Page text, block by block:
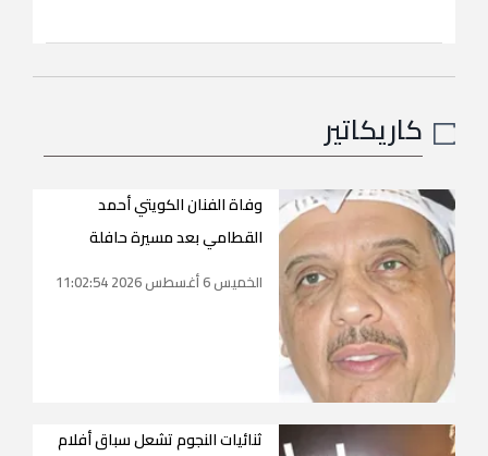
كاريكاتير
وفاة الفنان الكويتي أحمد
القطامي بعد مسيرة حافلة
الخميس 6 أغسطس 2026 11:02:54
ثنائيات النجوم تشعل سباق أفلام